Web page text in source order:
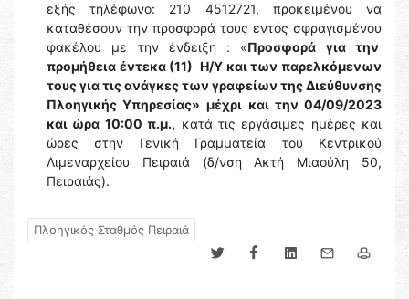
εξής τηλέφωνο: 210 4512721, προκειμένου να
καταθέσουν την προσφορά τους εντός σφραγισμένου
φακέλου με την ένδειξη : «Προσφορά για την
προμήθεια έντεκα (11) Η/Υ και των παρελκόμενων
τους για τις ανάγκες των γραφείων της Διεύθυνσης
Πλοηγικής Υπηρεσίας» μέχρι και την 04/09/2023
και ώρα 10:00 π.μ., κατά τις εργάσιμες ημέρες και
ώρες στην Γενική Γραμματεία του Κεντρικού
Λιμεναρχείου Πειραιά (δ/νση Ακτή Μιαούλη 50,
Πειραιάς).
Πλοηγικός Σταθμός Πειραιά